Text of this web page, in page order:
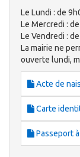
Le Lundi : de
Le Mercredi :
Le Vendredi :
La mairie ne
ouverte lundi,
Acte de
Carte
Passeport